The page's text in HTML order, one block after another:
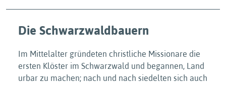
Die Schwarzwaldbauern
Im Mittelalter gründeten christliche Missionare die
ersten Klöster im Schwarzwald und begannen, Land
urbar zu machen; nach und nach siedelten sich auch